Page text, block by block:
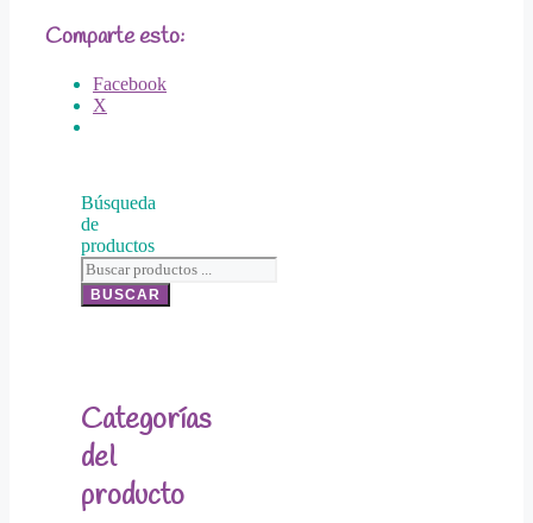
Comparte esto:
Facebook
X
Búsqueda
de
productos
BUSCAR
Categorías
del
producto